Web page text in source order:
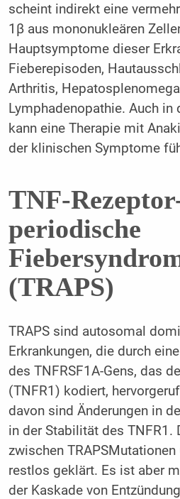
scheint indirekt eine
1β aus mononukleären
Hauptsymptome dieser
Fieberepisoden,
Arthritis,
Lymphadenopathie. Auch in
kann eine Therapie mit
der klinischen Symptome
TNF-
periodische
(TRAPS)
TRAPS sind autosomal
Erkrankungen, die durch
des TNFRSF1A-Gens, das
(TNFR1) kodiert,
davon sind Änderungen in
in der Stabilität des TNFR1.
zwischen
restlos geklärt. Es ist aber
der Kaskade von